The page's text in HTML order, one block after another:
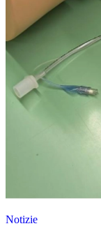
Notizie